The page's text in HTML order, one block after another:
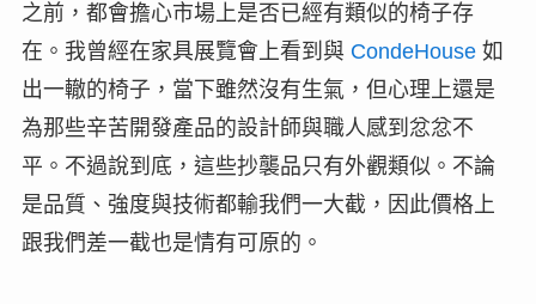
之前，都會擔心市場上是否已經有類似的椅子存
在。我曾經在家具展覽會上看到與 CondeHouse如
出一轍的椅子，當下雖然沒有生氣，但心理上還是
為那些辛苦開發產品的設計師與職人感到忿忿不
平。不過說到底，這些抄襲品只有外觀類似。不論
是品質、強度與技術都輸我們一大截，因此價格上
跟我們差一截也是情有可原的。